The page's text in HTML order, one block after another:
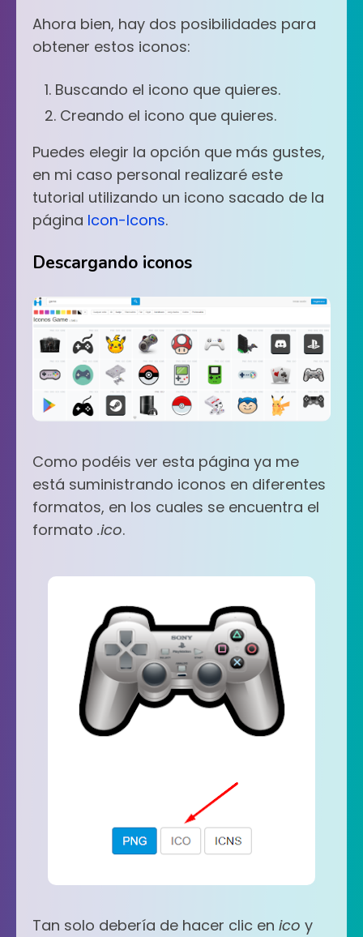
Ahora bien, hay dos posibilidades para
obtener estos iconos:
Buscando el icono que quieres.
Creando el icono que quieres.
Puedes elegir la opción que más gustes,
en mi caso personal realizaré este
tutorial utilizando un icono sacado de la
página Icon-Icons.
Descargando iconos
Como podéis ver esta página ya me
está suministrando iconos en diferentes
formatos, en los cuales se encuentra el
formato .ico.
Tan solo debería de hacer clic en ico y